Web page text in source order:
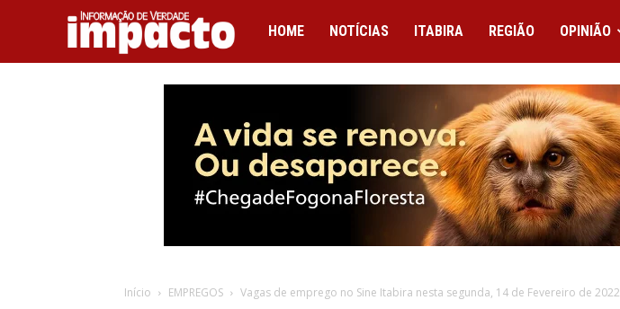
IMPACTO
HOME NOTÍCIAS ITABIRA REGIÃO OPINIÃO
Início EMPREGOS Vagas de emprego no Sine Itabira nesta segunda, 14 de Fevereiro de 2022